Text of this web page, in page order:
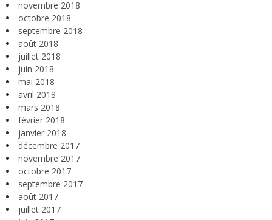
novembre 2018
octobre 2018
septembre 2018
août 2018
juillet 2018
juin 2018
mai 2018
avril 2018
mars 2018
février 2018
janvier 2018
décembre 2017
novembre 2017
octobre 2017
septembre 2017
août 2017
juillet 2017